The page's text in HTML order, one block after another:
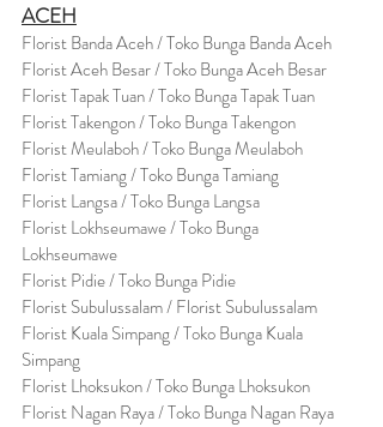
ACEH
Florist Banda Aceh / Toko Bunga Banda Aceh
Florist Aceh Besar / Toko Bunga Aceh Besar
Florist Tapak Tuan / Toko Bunga Tapak Tuan
Florist Takengon / Toko Bunga Takengon
Florist Meulaboh / Toko Bunga Meulaboh
Florist Tamiang / Toko Bunga Tamiang
Florist Langsa / Toko Bunga Langsa
Florist Lokhseumawe / Toko Bunga
Lokhseumawe
Florist Pidie / Toko Bunga Pidie
Florist Subulussalam / Florist Subulussalam
Florist Kuala Simpang / Toko Bunga Kuala
Simpang
Florist Lhoksukon / Toko Bunga Lhoksukon
Florist Nagan Raya / Toko Bunga Nagan Raya